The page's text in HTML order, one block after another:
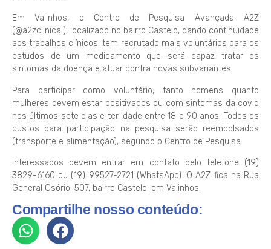
Em Valinhos, o Centro de Pesquisa Avançada A2Z
(@a2zclinical), localizado no bairro Castelo, dando continuidade
aos trabalhos clínicos, tem recrutado mais voluntários para os
estudos de um medicamento que será capaz tratar os
sintomas da doença e atuar contra novas subvariantes.
Para participar como voluntário, tanto homens quanto
mulheres devem estar positivados ou com sintomas da covid
nos últimos sete dias e ter idade entre 18 e 90 anos. Todos os
custos para participação na pesquisa serão reembolsados
(transporte e alimentação), segundo o Centro de Pesquisa.
Interessados devem entrar em contato pelo telefone (19)
3829-6160 ou (19) 99527-2721 (WhatsApp). O A2Z fica na Rua
General Osório, 507, bairro Castelo, em Valinhos.
Compartilhe nosso conteúdo: